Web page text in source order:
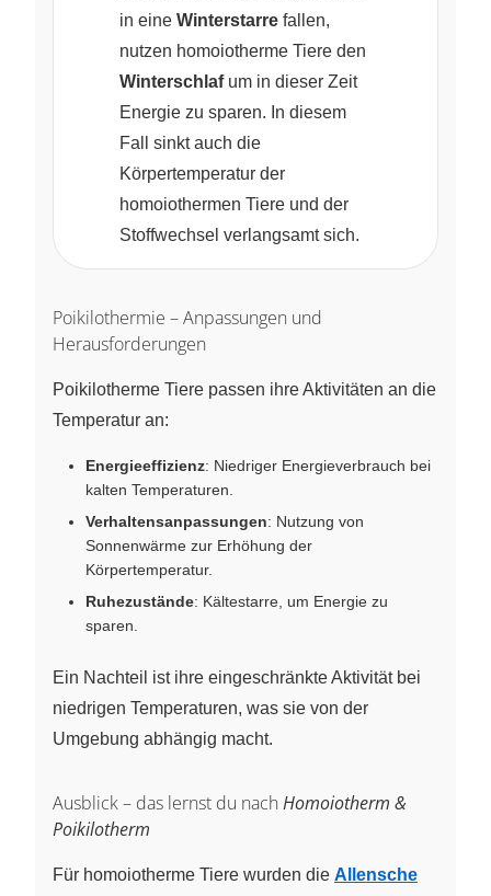
in eine Winterstarre fallen,
nutzen homoiotherme Tiere den
Winterschlafum in dieser Zeit
Energie zu sparen. In diesem
Fall sinkt auch die
Körpertemperatur der
homoiothermen Tiere und der
Stoffwechsel verlangsamt sich.
Poikilothermie – Anpassungen und
Herausforderungen
Poikilotherme Tiere passen ihre Aktivitäten an die
Temperatur an:
Energieeffizienz: Niedriger Energieverbrauch bei
kalten Temperaturen.
Verhaltensanpassungen: Nutzung von
Sonnenwärme zur Erhöhung der
Körpertemperatur.
Ruhezustände: Kältestarre, um Energie zu
sparen.
Ein Nachteil ist ihre eingeschränkte Aktivität bei
niedrigen Temperaturen, was sie von der
Umgebung abhängig macht.
Ausblick – das lernst du nach Homoiotherm &
Poikilotherm
Für homoiotherme Tiere wurden die Allensche